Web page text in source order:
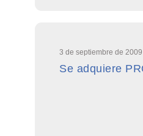
3 de septiembre de 2009
Se adquiere